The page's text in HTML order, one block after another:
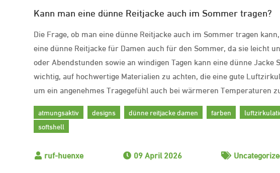
Kann man eine dünne Reitjacke auch im Sommer tragen?
Die Frage, ob man eine dünne Reitjacke auch im Sommer tragen
eine dünne Reitjacke für Damen auch für den Sommer, da sie leicht
oder Abendstunden sowie an windigen Tagen kann eine dünne
wichtig, auf hochwertige Materialien zu achten, die eine gute
um ein angenehmes Tragegefühl auch bei wärmeren Temperaturen
atmungsaktiv designs dünne reitjacke damen farben
softshell
09 April 2026